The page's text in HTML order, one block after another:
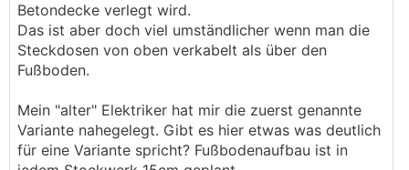
Betondecke verlegt wird.
Das ist aber doch viel umständlicher wenn man die
Steckdosen von oben verkabelt als über den
Fußboden.
Mein "alter" Elektriker hat mir die zuerst genannte
Variante nahegelegt. Gibt es hier etwas was deutlich
für eine Variante spricht? Fußbodenaufbau ist in